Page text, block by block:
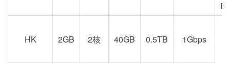
HK 2GB 2核 40GB 0.5TB 1Gbps